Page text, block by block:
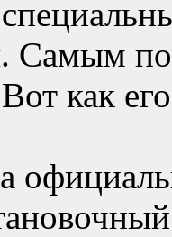
Самым
как